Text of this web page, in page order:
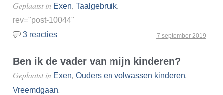
7 september 2019
Geplaatst in Exen, Taalgebruik.
rev="post-10044"
3 reacties
Ben ik de vader van mijn kinderen?
Geplaatst in Exen, Ouders en volwassen kinderen,
Vreemdgaan.